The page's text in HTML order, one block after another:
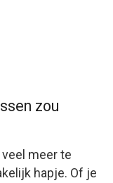
zou
meer te
hapje. Of je